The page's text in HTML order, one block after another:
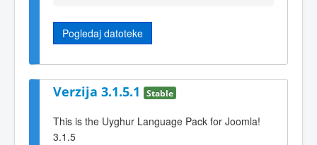
Pogledaj datoteke
Verzija 3.1.5.1 Stable
This is the Uyghur Language Pack for Joomla!
3.1.5